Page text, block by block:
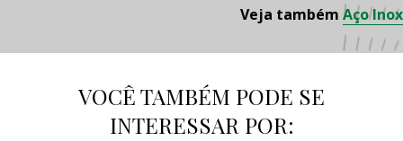
Veja também Aço Inox
VOCÊ TAMBÉM PODE SE
INTERESSAR POR: